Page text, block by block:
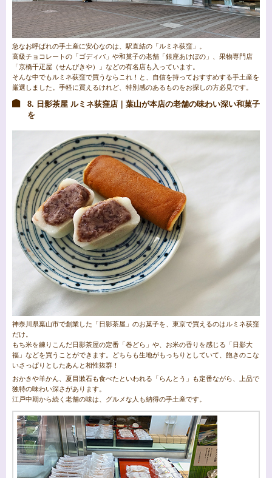
急なお呼ばれの手土産に安心なのは、駅直結の「ルミネ荻窪」。
高級チョコレートの「ゴディバ」や和菓子の老舗「銀座あけぼの」、果物専門店
「京橋千疋屋（せんびきや）」などの有名店も入っています。
そんな中でもルミネ荻窪で買うならこれ！と、自信を持っておすすめする手土産を
厳選しました。手軽に買えるけれど、特別感のあるものをお探しの方必見です。
8. 日影茶屋 ルミネ荻窪店｜葉山が本店の老舗の味わい深い和菓子
を
神奈川県葉山市で創業した「日影茶屋」のお菓子を、東京で買えるのはルミネ荻窪
だけ。
もち米を練りこんだ日影茶屋の定番「巻どら」や、お米の香りを感じる「日影大
福」などを買うことができます。どちらも生地がもっちりとしていて、飽きのこな
いさっぱりとしたあんと相性抜群！
おかきや羊かん、夏目漱石も食べたといわれる「らんとう」も定番ながら、上品で
独特の味わい深さがあります。
江戸中期から続く老舗の味は、グルメな人も納得の手土産です。